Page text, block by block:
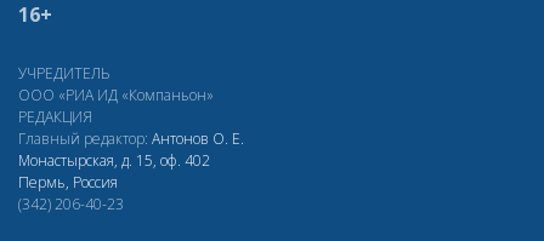
16+
УЧРЕДИТЕЛЬ
ООО «РИА ИД «Компаньон»
РЕДАКЦИЯ
Главный редактор: Антонов О. Е.
Монастырская, д. 15, оф. 402
Пермь, Россия
(342) 206-40-23